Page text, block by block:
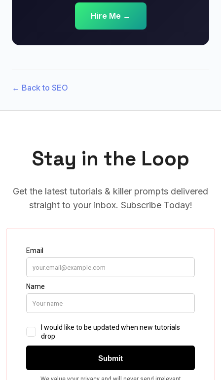
Hire Me →
← Back to SEO
Stay in the Loop
Get the latest tutorials & killer prompts delivered
straight to your inbox. Subscribe Today!